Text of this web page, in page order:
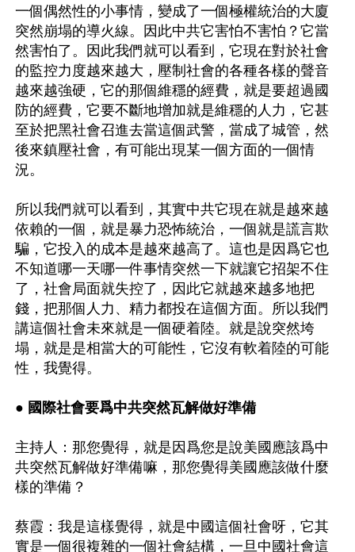
一個偶然性的小事情，變成了一個極權統治的大廈
突然崩塌的導火線。因此中共它害怕不害怕？它當
然害怕了。因此我們就可以看到，它現在對於社會
的監控力度越來越大，壓制社會的各種各樣的聲音
越來越強硬，它的那個維穩的經費，就是要超過國
防的經費，它要不斷地增加就是維穩的人力，它甚
至於把黑社會召進去當這個武警，當成了城管，然
後來鎮壓社會，有可能出現某一個方面的一個情
況。
所以我們就可以看到，其實中共它現在就是越來越
依賴的一個，就是暴力恐怖統治，一個就是謊言欺
騙，它投入的成本是越來越高了。這也是因爲它也
不知道哪一天哪一件事情突然一下就讓它招架不住
了，社會局面就失控了，因此它就越來越多地把
錢，把那個人力、精力都投在這個方面。所以我們
講這個社會未來就是一個硬着陸。就是說突然垮
塌，就是是相當大的可能性，它沒有軟着陸的可能
性，我覺得。
● 國際社會要爲中共突然瓦解做好準備
主持人：那您覺得，就是因爲您是說美國應該爲中
共突然瓦解做好準備嘛，那您覺得美國應該做什麼
樣的準備？
蔡霞：我是這樣覺得，就是中國這個社會呀，它其
實是一個很複雜的一個社會結構，一旦中國社會這